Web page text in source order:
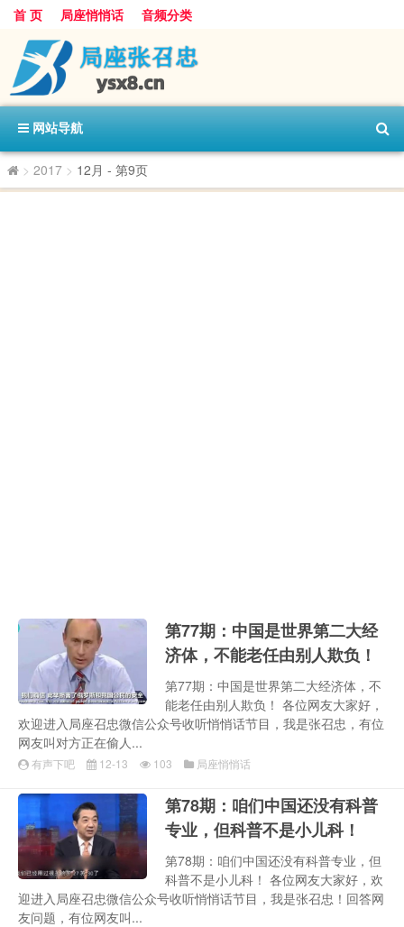
首 页 局座悄悄话 音频分类
网站导航
> 2017 > 12月 - 第9页
第77期：中国是世界第二大经
济体，不能老任由别人欺负！
第77期：中国是世界第二大经济体，不
能老任由别人欺负！ 各位网友大家好，
欢迎进入局座召忠微信公众号收听悄悄话节目，我是张召忠，有位
网友叫对方正在偷人...
有声下吧 12-13 103 局座悄悄话
第78期：咱们中国还没有科普
专业，但科普不是小儿科！
第78期：咱们中国还没有科普专业，但
科普不是小儿科！ 各位网友大家好，欢
迎进入局座召忠微信公众号收听悄悄话节目，我是张召忠！回答网
友问题，有位网友叫...